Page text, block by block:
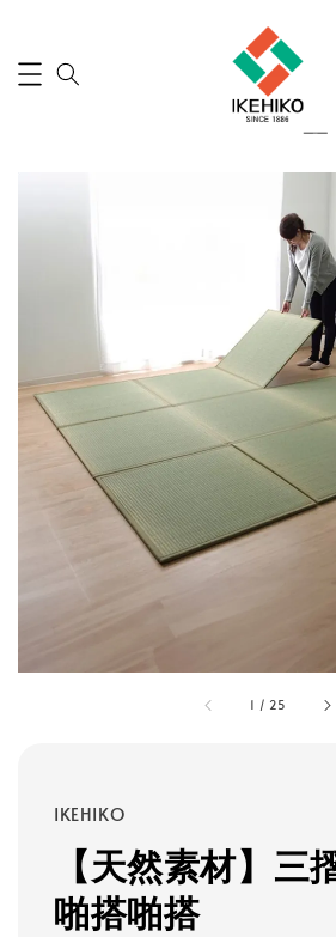
1 / 25
IKEHIKO
【天然素材】三
啪搭啪搭